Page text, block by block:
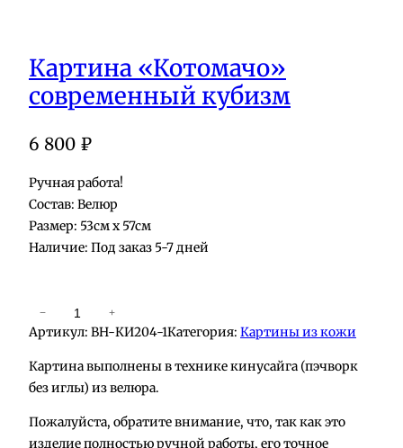
Картина «Котомачо»
современный кубизм
6 800 ₽
Ручная работа!
Состав: Велюр
Размер: 53см х 57см
Наличие: Под заказ 5-7 дней
о
л
и
е
с
− +
Артикул: BH-КИ204-1Категория: Картины из кожи
Картина выполнены в технике кинусайга (пэчворк
без иглы) из велюра.
Пожалуйста, обратите внимание, что, так как это
изделие полностью ручной работы, его точное